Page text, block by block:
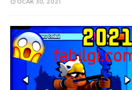
OCAK 30, 2021